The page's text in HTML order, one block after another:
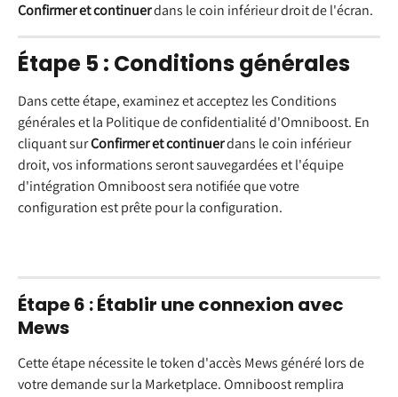
Confirmer et continuer dans le coin inférieur droit de l'écran.
Étape 5 : Conditions générales
Dans cette étape, examinez et acceptez les Conditions
générales et la Politique de confidentialité d'Omniboost. En
cliquant sur Confirmer et continuer dans le coin inférieur
droit, vos informations seront sauvegardées et l'équipe
d'intégration Omniboost sera notifiée que votre
configuration est prête pour la configuration.
Étape 6 : Établir une connexion avec
Mews
Cette étape nécessite le token d'accès Mews généré lors de
votre demande sur la Marketplace. Omniboost remplira